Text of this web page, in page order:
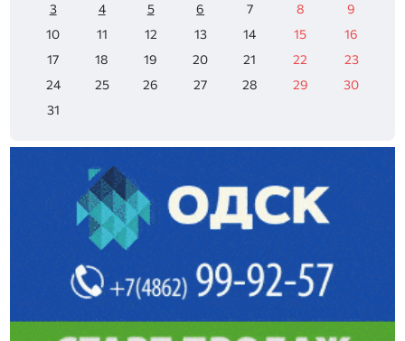
3
4 5 6 7 8
9
10
11 12 13 14 15
16
17
18 19 20 21 22
23
24
25 26 27 28 29
30
31